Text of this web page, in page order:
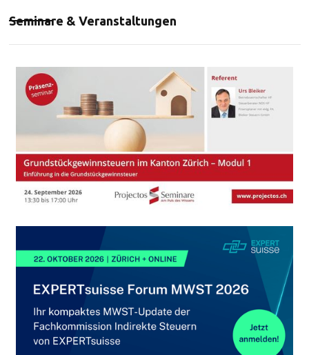
Seminare & Veranstaltungen